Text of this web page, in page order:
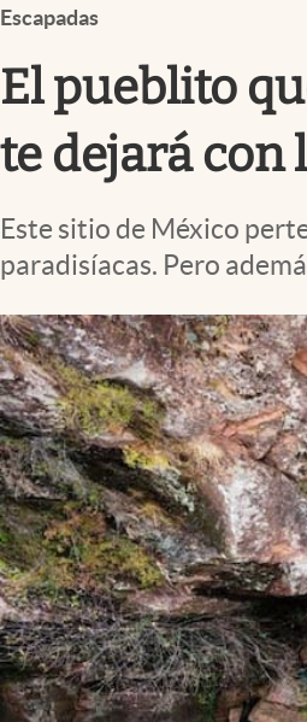
Brand Strategy
Vida y estilo
Tv
Espiritualidad
abre en nueva pestaña
Escapadas
El pueblito
te dejará con
Este sitio de México
paradisíacas. Pero